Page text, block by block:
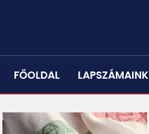
FŐOLDAL LAPSZÁMAINK